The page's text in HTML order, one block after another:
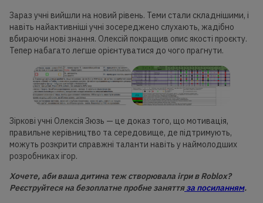
Зараз учні вийшли на новий рівень. Теми стали складнішими, і
навіть найактивніші учні зосереджено слухають, жадібно
вбираючи нові знання. Олексій покращив опис якості проєкту.
Тепер набагато легше орієнтуватися до чого прагнути.
Зіркові учні Олексія Зюзь — це доказ того, що мотивація,
правильне керівництво та середовище, де підтримують,
можуть розкрити справжні таланти навіть у наймолодших
розробниках ігор.
Хочете, аби ваша дитина теж створювала ігри в Roblox?
Реєструйтеся на безоплатне пробне заняттяза посиланням.